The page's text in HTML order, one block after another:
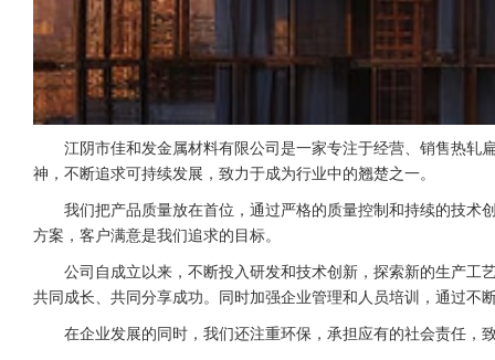
江阴市佳和发金属材料有限公司是一家专注于经营、销售热轧
神，不断追求可持续发展，致力于成为行业中的翘楚之一。
我们把产品质量放在首位，通过严格的质量控制和持续的技术
方案，客户满意是我们追求的目标。
公司自成立以来，不断投入研发和技术创新，探索新的生产工
共同成长、共同分享成功。同时加强企业管理和人员培训，通过
在企业发展的同时，我们还注重环保，承担应有的社会责任，